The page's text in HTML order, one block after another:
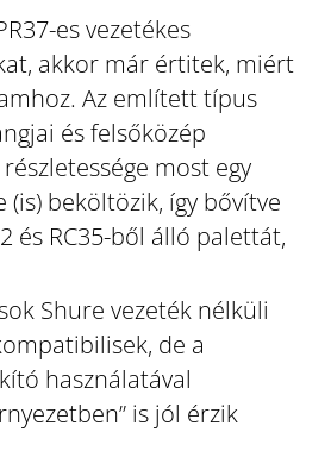
es vezetékes
akkor már értitek, miért
Az említett típus
és felsőközép
most egy
beköltözik, így bővítve
és RC35-ből álló palettát,
Shure vezeték nélküli
de a
használatával
is jól érzik